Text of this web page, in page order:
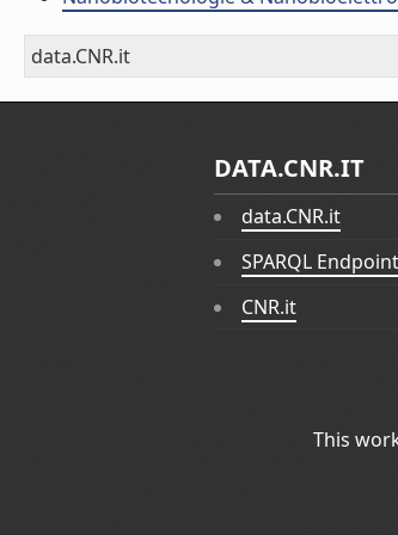
data.CNR.it
DATA.CNR.IT
data.CNR.it
SPARQL Endpoint
CNR.it
This